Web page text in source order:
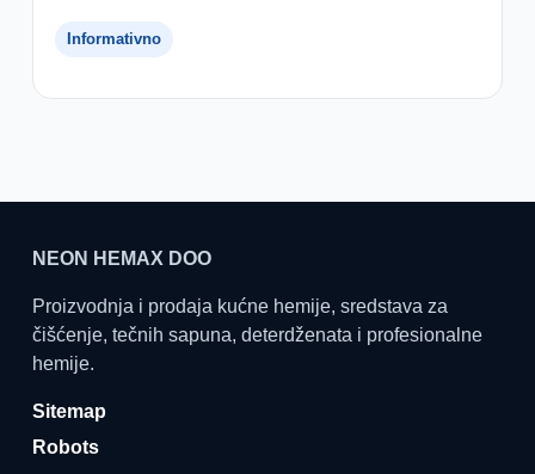
Informativno
NEON HEMAX DOO
Proizvodnja i prodaja kućne hemije, sredstava za
čišćenje, tečnih sapuna, deterdženata i profesionalne
hemije.
Sitemap
Robots